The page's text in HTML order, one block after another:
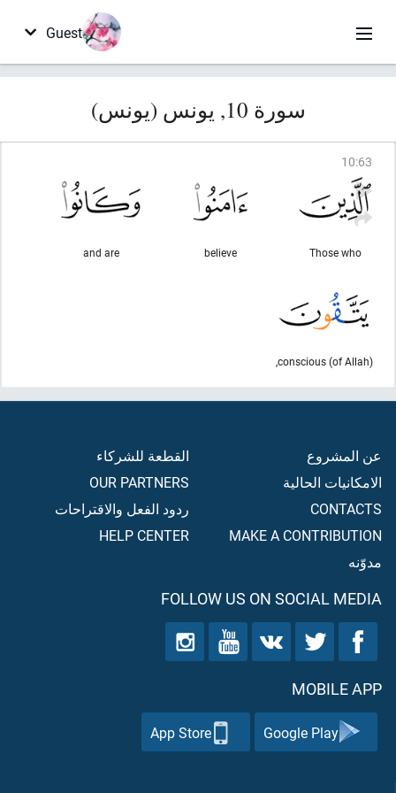
Guest
سورة 10, يونس (يونس)
10:63
Those who
believe
and are
conscious (of Allah),
عن المشروع
الامكانيات الحالية
CONTACTS
MAKE A CONTRIBUTION
مدوّنه
القطعة للشركاء
OUR PARTNERS
ردود الفعل والاقتراحات
HELP CENTER
FOLLOW US ON SOCIAL MEDIA
MOBILE APP
Google Play
App Store